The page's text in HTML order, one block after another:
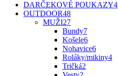
DARČEKOVÉ POUKAZY4
OUTDOOR48
MUŽI27
Bundy7
Košele6
Nohavice6
Roláky/mikiny4
Tričká2